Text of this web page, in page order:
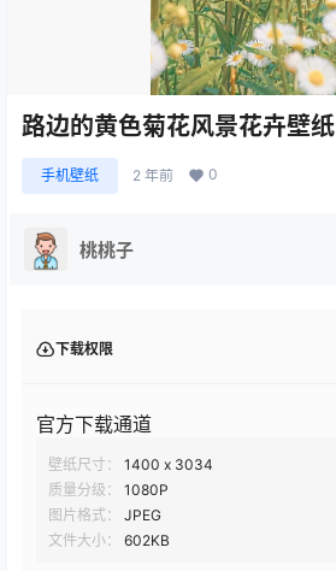
路边的黄色菊花风景花卉壁纸
手机壁纸 2 年前 0
桃桃子
下载权限
官方下载通道
壁纸尺寸：
1400 x 3034
质量分级：
1080P
图片格式：
JPEG
文件大小：
602KB